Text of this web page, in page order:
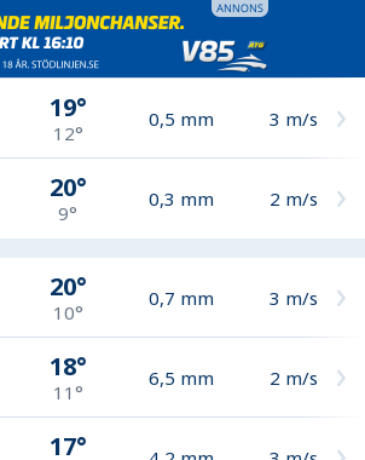
19°
12°
0,5 mm 3 m/s
20°
9°
0,3 mm 2 m/s
20°
10°
0,7 mm 3 m/s
18°
11°
6,5 mm 2 m/s
17°